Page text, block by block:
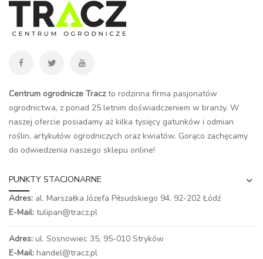
Centrum ogrodnicze Traczto rodzinna firma pasjonatów
ogrodnictwa, z ponad 25 letnim doświadczeniem w branży. W
naszej ofercie posiadamy aż kilka tysięcy gatunków i odmian
roślin, artykułów ogrodniczych oraz kwiatów. Gorąco zachęcamy
do odwiedzenia naszego sklepu online!
PUNKTY STACJONARNE
Adres: al. Marszałka Józefa Piłsudskiego 94, 92-202 Łódź
E-Mail: tulipan@tracz.pl
Adres: ul. Sosnowiec 35, 95-010 Stryków
E-Mail: handel@tracz.pl